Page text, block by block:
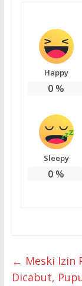
Happy
0 %
Sleepy
0 %
← Meski Izin
Dicabut,